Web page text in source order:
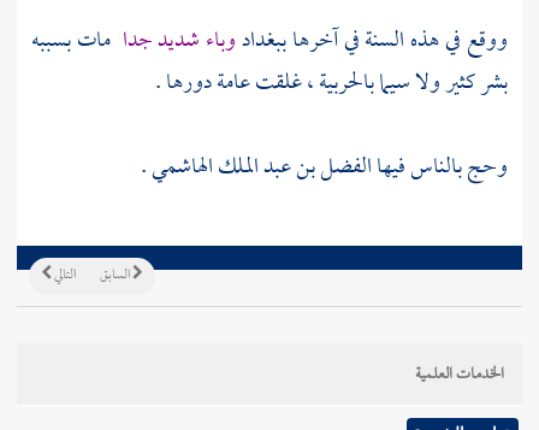
ووقع في هذه السنة في آخرهاببغدادوباء شديد جدا مات بسببه
بشر كثير ولا سيما بالحربية ، غلقت عامة دورها .
وحج بالناس فيهاالفضل بن عبد الملك الهاشمي.
التالي السابق
الخدمات العلمية